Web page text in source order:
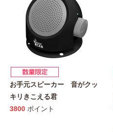
お手元スピーカー 音がクッ
キリきこえる君
3800 ポイント